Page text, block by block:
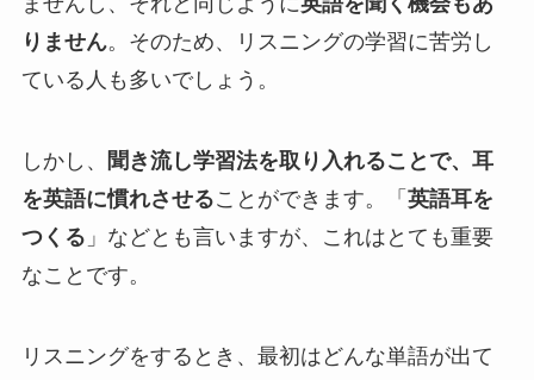
りません。そのため、リスニングの学習に苦労し
ている人も多いでしょう。
しかし、
聞き流し学習法を取り入れることで、耳
を英語に慣れさせることができます。「 英語耳を
つくる 」などとも言いますが、これはとても重要
なことです。
リスニングをするとき、最初はどんな単語が出て